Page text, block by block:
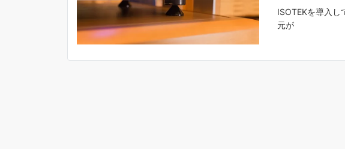
ISOTEKを導入し
元が